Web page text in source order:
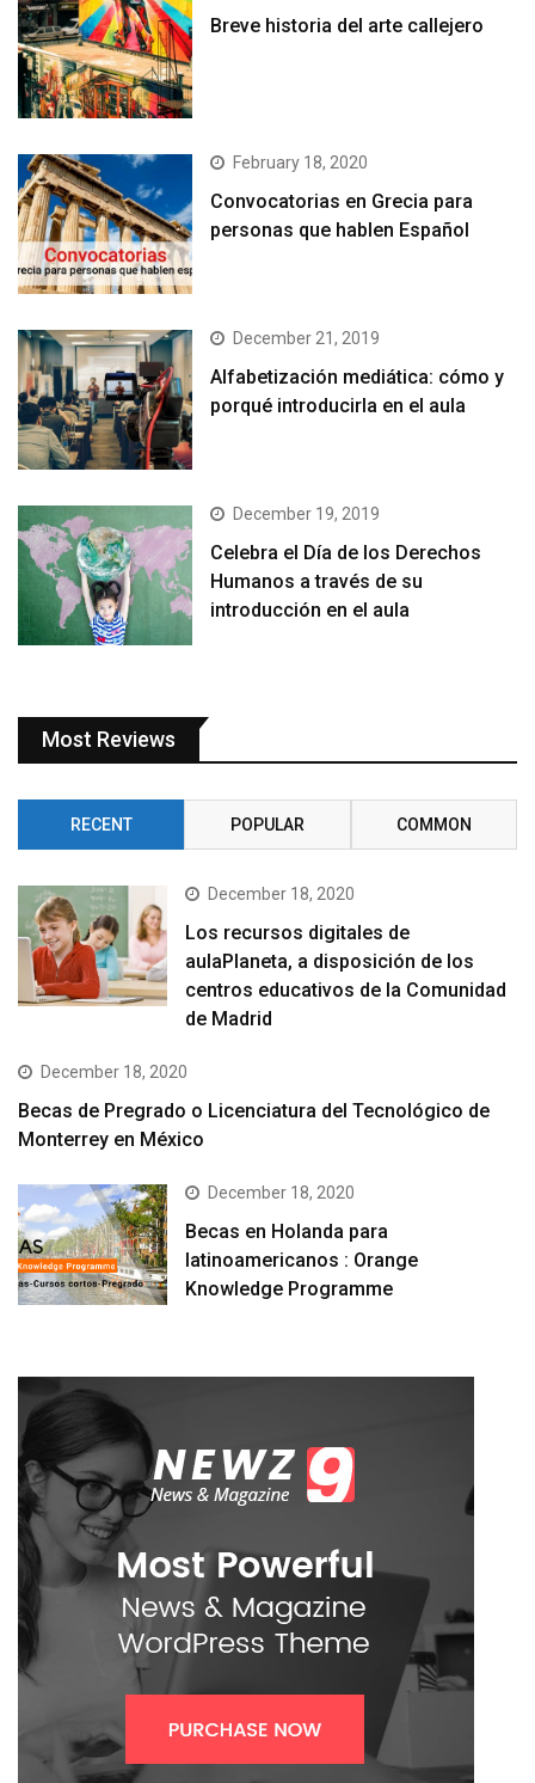
Breve historia del arte callejero
February 18, 2020
Convocatorias en Grecia para
personas que hablen Español
December 21, 2019
Alfabetización mediática: cómo y
porqué introducirla en el aula
December 19, 2019
Celebra el Día de los Derechos
Humanos a través de su
introducción en el aula
Most Reviews
RECENT POPULAR COMMON
December 18, 2020
Los recursos digitales de
aulaPlaneta, a disposición de los
centros educativos de la Comunidad
de Madrid
December 18, 2020
Becas de Pregrado o Licenciatura del Tecnológico de
Monterrey en México
December 18, 2020
Becas en Holanda para
latinoamericanos : Orange
Knowledge Programme